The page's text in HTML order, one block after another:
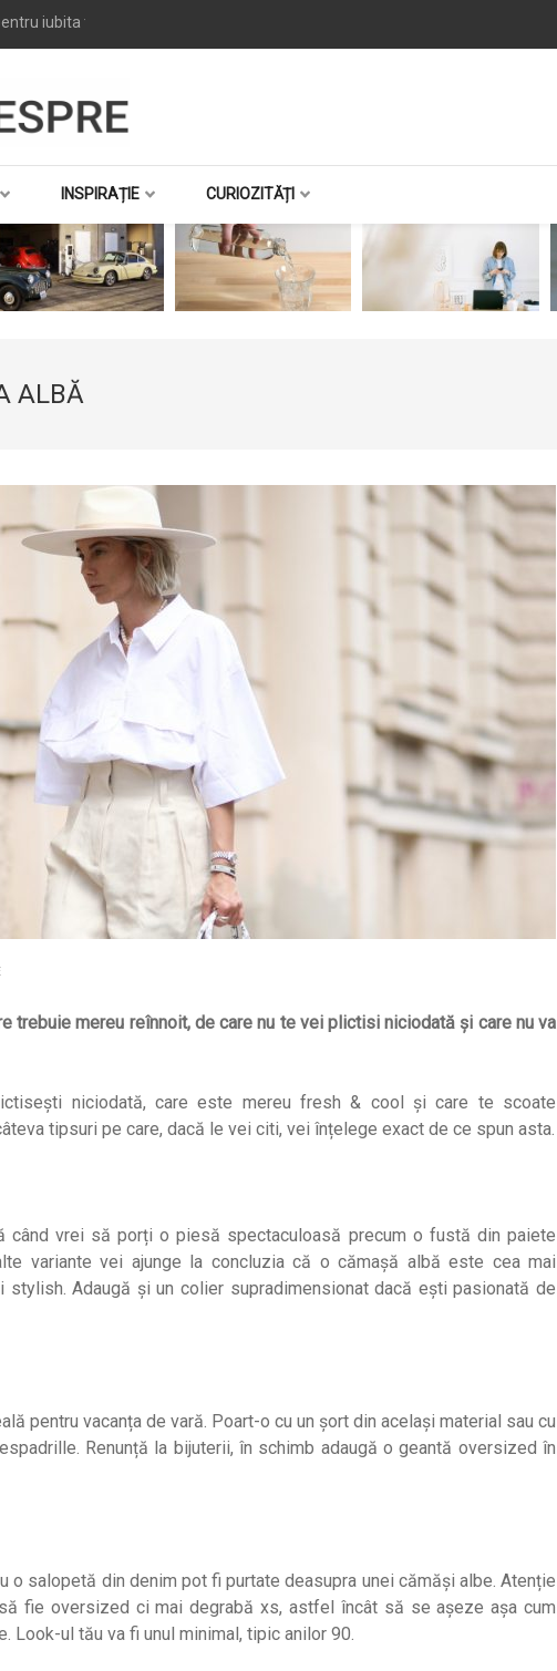
iubita ta
INSPIRAȚIE CURIOZITĂȚI
ALBĂ
trebuie mereu reînnoit, de care nu te vei plictisi niciodată și care nu va
niciodată, care este mereu fresh & cool și care te scoate
tipsuri pe care, dacă le vei citi, vei înțelege exact de ce spun asta.
când vrei să porți o piesă spectaculoasă precum o fustă din paiete
variante vei ajunge la concluzia că o cămașă albă este cea mai
stylish. Adaugă și un colier supradimensionat dacă ești pasionată de
pentru vacanța de vară. Poart-o cu un șort din același material sau cu
Renunță la bijuterii, în schimb adaugă o geantă oversized în
o salopetă din denim pot fi purtate deasupra unei cămăși albe. Atenție
fie oversized ci mai degrabă xs, astfel încât să se așeze așa cum
Look-ul tău va fi unul minimal, tipic anilor 90.